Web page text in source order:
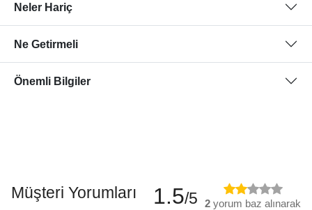
Neler Hariç
Ne Getirmeli
Önemli Bilgiler
Müşteri Yorumları 1.5/5 2 yorum baz alınarak